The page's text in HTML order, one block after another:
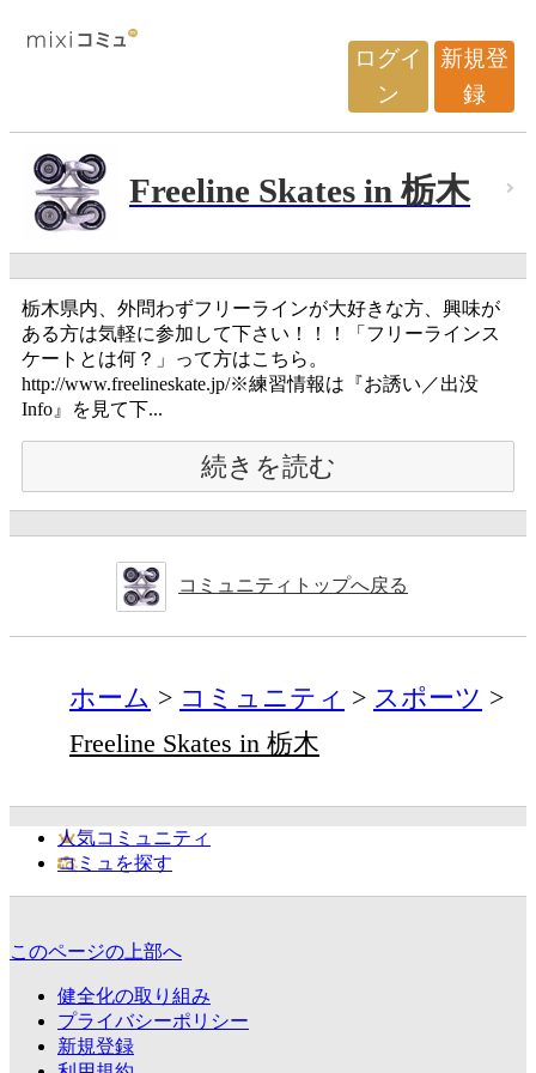
ログイ
ン
新規登
録
Freeline Skates in 栃木
栃木県内、外問わずフリーラインが大好きな方、興味が
ある方は気軽に参加して下さい！！！「フリーラインス
ケートとは何？」って方はこちら。
http://www.freelineskate.jp/※練習情報は『お誘い／出没
Info』を見て下...
続きを読む
コミュニティトップへ戻る
ホーム コミュニティ
スポーツ
Freeline Skates in 栃木
人気コミュニティ
コミュを探す
このページの上部へ
健全化の取り組み
プライバシーポリシー
新規登録